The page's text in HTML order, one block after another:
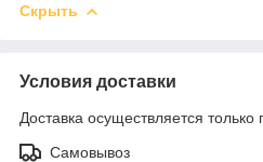
Скрыть
Условия доставки
Доставка осуществляется только
Самовывоз